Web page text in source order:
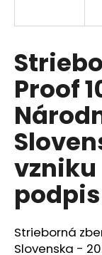
Proof
Strieborná
Slovenska -
s
ť
?
O
d